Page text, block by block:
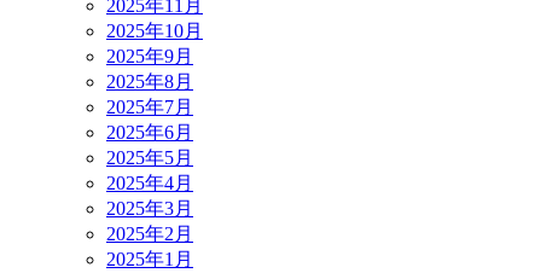
2025年11月
2025年10月
2025年9月
2025年8月
2025年7月
2025年6月
2025年5月
2025年4月
2025年3月
2025年2月
2025年1月